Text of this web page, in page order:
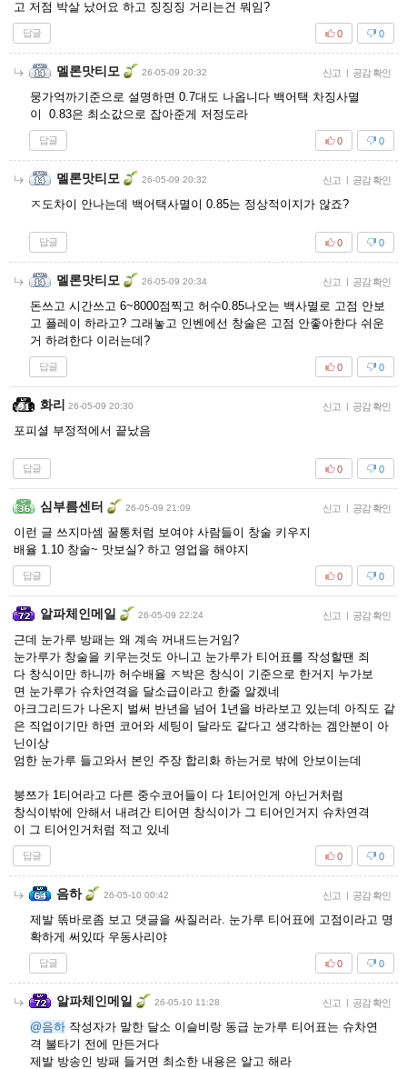
고 저점 박살 났어요 하고 징징징 거리는건 뭐임?
답글 0
0
멜론맛티모 26-05-09 20:32 신고 | 공감 확인
뭉가억까기준으로 설명하면 0.7대도 나옵니다 백어택 차징사멸
이 0.83은 최소값으로 잡아준게 저정도라
답글 0
0
멜론맛티모 26-05-09 20:32 신고 | 공감 확인
ㅈ도차이 안나는데 백어택사멸이 0.85는 정상적이지가 않죠?
답글 0
0
멜론맛티모 26-05-09 20:34 신고 | 공감 확인
돈쓰고 시간쓰고 6~8000점찍고 허수0.85나오는 백사멸로 고점 안보
고 플레이 하라고? 그래놓고 인벤에선 창술은 고점 안좋아한다 쉬운
거 하려한다 이러는데?
답글 0
0
화리 26-05-09 20:30 신고 | 공감 확인
포피셜 부정적에서 끝났음
답글 0
0
심부름센터 26-05-09 21:09 신고 | 공감 확인
이런 글 쓰지마셈 꿀통처럼 보여야 사람들이 창술 키우지
배율 1.10 창술~ 맛보실? 하고 영업을 해야지
답글 0
0
알파체인메일 26-05-09 22:24 신고 | 공감 확인
근데 눈가루 방패는 왜 계속 꺼내드는거임?
눈가루가 창술을 키우는것도 아니고 눈가루가 티어표를 작성할땐 죄
다 창식이만 하니까 허수배율 ㅈ박은 창식이 기준으로 한거지 누가보
면 눈가루가 슈차연격을 달소급이라고 한줄 알겠네
아크그리드가 나온지 벌써 반년을 넘어 1년을 바라보고 있는데 아직도 같
은 직업이기만 하면 코어와 세팅이 달라도 같다고 생각하는 겜안분이 아
닌이상
엄한 눈가루 들고와서 본인 주장 합리화 하는거로 밖에 안보이는데
붕쯔가 1티어라고 다른 중수코어들이 다 1티어인게 아닌거처럼
창식이밖에 안해서 내려간 티어면 창식이가 그 티어인거지 슈차연격
이 그 티어인거처럼 적고 있네
답글 0
0
음하 26-05-10 00:42 신고 | 공감 확인
제발 똒바로좀 보고 댓글을 싸질러라. 눈가루 티어표에 고점이라고 명
확하게 써있따 우동사리야
답글 0
0
알파체인메일 26-05-10 11:28 신고 | 공감 확인
@음하 작성자가 말한 달소 이슬비랑 동급 눈가루 티어표는 슈차연
격 불타기 전에 만든거다
제발 방송인 방패 들거면 최소한 내용은 알고 해라